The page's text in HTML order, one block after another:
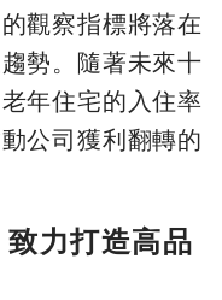
觀察指標將落在
勢。隨著未來十
年住宅的入住率
公司獲利翻轉的
力打造高品